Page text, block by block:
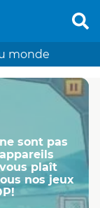
monde
​​sont pas
plaît
nos jeux